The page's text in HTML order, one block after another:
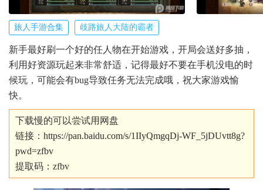
旅人手游合集 歧路旅人大陆的霸者
新手最好刷一个好的任人物在开始游戏，开局会送好多抽，
利用好资源玩起来非常舒适，记得最好不要在手机没电的时
候玩，可能会有bug导致任务无法完成哦，祝大家游戏愉
快。
下载慢的可以尝试用网盘
链接： https://pan.baidu.com/s/1IIyQmgqDj-WF_5jDUvtt8g?
pwd=zfbv
提取码：zfbv